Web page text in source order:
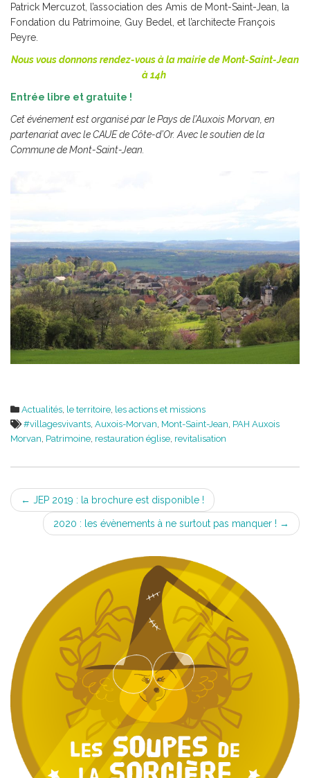
Patrick Mercuzot, l’association des Amis de Mont-Saint-Jean, la
Fondation du Patrimoine, Guy Bedel, et l’architecte François
Peyre.
Nous vous donnons rendez-vous à la mairie de Mont-Saint-Jean
à 14h
Entrée libre et gratuite !
Cet événement est organisé par le Pays de l’Auxois Morvan, en
partenariat avec le CAUE de Côte-d’Or. Avec le soutien de la
Commune de Mont-Saint-Jean.
Actualités, le territoire, les actions et missions
#villagesvivants, Auxois-Morvan, Mont-Saint-Jean, PAH Auxois
Morvan, Patrimoine, restauration église, revitalisation
Post
navigation
← JEP 2019 : la brochure est disponible !
2020 : les évènements à ne surtout pas manquer ! →